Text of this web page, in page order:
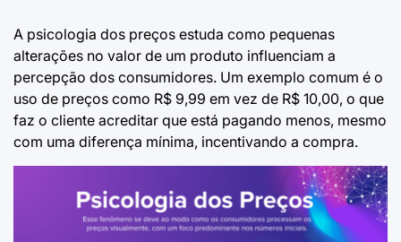
A psicologia dos preços estuda como pequenas
alterações no valor de um produto influenciam a
percepção dos consumidores. Um exemplo comum é o
uso de preços como R$ 9,99 em vez de R$ 10,00, o que
faz o cliente acreditar que está pagando menos, mesmo
com uma diferença mínima, incentivando a compra.